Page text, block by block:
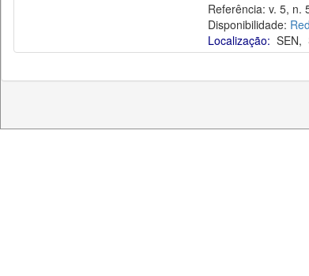
Referência: v. 5, n.
Disponibilidade:
Localização: SEN,